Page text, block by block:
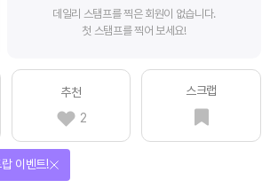
데일리 스탬프를 찍은 회원이 없습니다.
첫 스탬프를 찍어 보세요!
추천
2
스크랩